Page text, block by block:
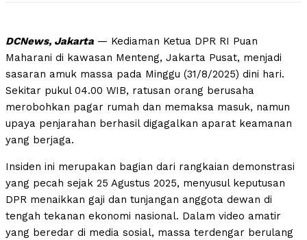
DCNews, Jakarta — Kediaman Ketua DPR RI Puan
Maharani di kawasan Menteng, Jakarta Pusat, menjadi
sasaran amuk massa pada Minggu (31/8/2025) dini hari.
Sekitar pukul 04.00 WIB, ratusan orang berusaha
merobohkan pagar rumah dan memaksa masuk, namun
upaya penjarahan berhasil digagalkan aparat keamanan
yang berjaga.
Insiden ini merupakan bagian dari rangkaian demonstrasi
yang pecah sejak 25 Agustus 2025, menyusul keputusan
DPR menaikkan gaji dan tunjangan anggota dewan di
tengah tekanan ekonomi nasional. Dalam video amatir
yang beredar di media sosial, massa terdengar berulang